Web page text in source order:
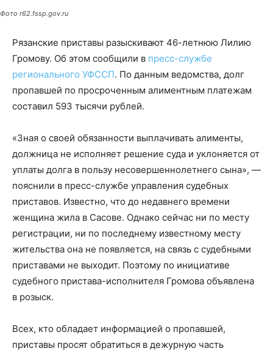
Фото r62.fssp.gov.ru
Рязанские приставы разыскивают 46-летнюю Лилию
Громову. Об этом сообщили в пресс-службе
регионального УФССП. По данным ведомства, долг
пропавшей по просроченным алиментным платежам
составил 593 тысячи рублей.
«Зная о своей обязанности выплачивать алименты,
должница не исполняет решение суда и уклоняется от
уплаты долга в пользу несовершеннолетнего сына», —
пояснили в пресс-службе управления судебных
приставов. Известно, что до недавнего времени
женщина жила в Сасове. Однако сейчас ни по месту
регистрации, ни по последнему известному месту
жительства она не появляется, на связь с судебными
приставами не выходит. Поэтому по инициативе
судебного пристава-исполнителя Громова объявлена
в розыск.
Всех, кто обладает информацией о пропавшей,
приставы просят обратиться в дежурную часть